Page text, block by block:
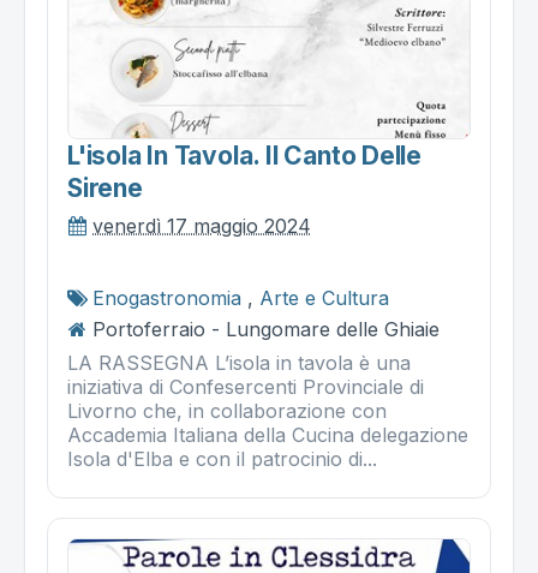
L'isola In Tavola. Il Canto Delle
Sirene
venerdì 17 maggio 2024
Enogastronomia , Arte e Cultura
Portoferraio - Lungomare delle Ghiaie
LA RASSEGNA L’isola in tavola è una
iniziativa di Confesercenti Provinciale di
Livorno che, in collaborazione con
Accademia Italiana della Cucina delegazione
Isola d'Elba e con il patrocinio di...